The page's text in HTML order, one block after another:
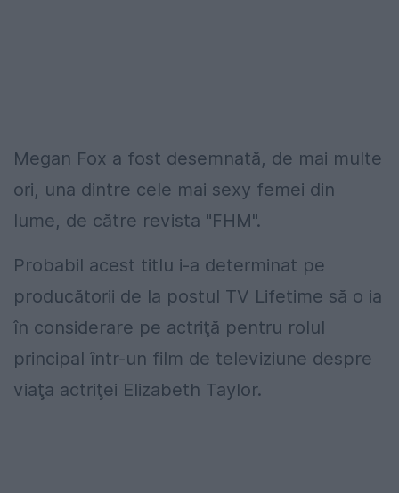
Megan Fox a fost desemnată, de mai multe
ori, una dintre cele mai sexy femei din
lume, de către revista "FHM".
Probabil acest titlu i-a determinat pe
producătorii de la postul TV Lifetime să o ia
în considerare pe actriţă pentru rolul
principal într-un film de televiziune despre
viaţa actriţei Elizabeth Taylor.